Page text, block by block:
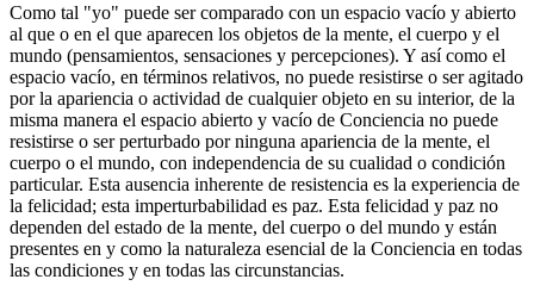
Como tal "yo" puede ser comparado con un espacio vacío y abierto
al que o en el que aparecen los objetos de la mente, el cuerpo y el
mundo (pensamientos, sensaciones y percepciones). Y así como el
espacio vacío, en términos relativos, no puede resistirse o ser agitado
por la apariencia o actividad de cualquier objeto en su interior, de la
misma manera el espacio abierto y vacío de Conciencia no puede
resistirse o ser perturbado por ninguna apariencia de la mente, el
cuerpo o el mundo, con independencia de su cualidad o condición
particular. Esta ausencia inherente de resistencia es la experiencia de
la felicidad; esta imperturbabilidad es paz. Esta felicidad y paz no
dependen del estado de la mente, del cuerpo o del mundo y están
presentes en y como la naturaleza esencial de la Conciencia en todas
las condiciones y en todas las circunstancias.